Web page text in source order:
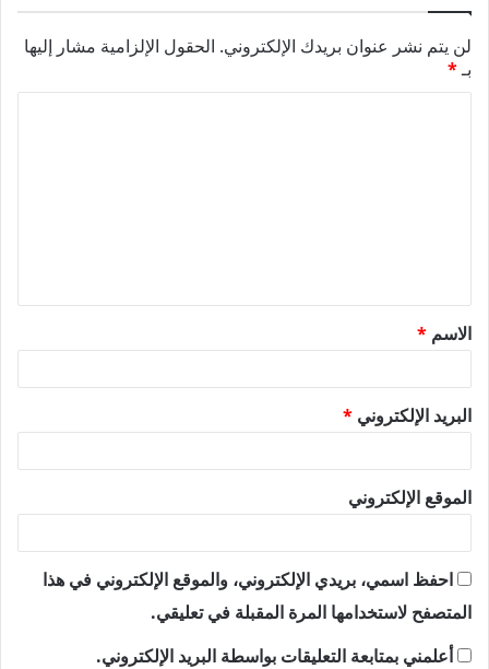
لن يتم نشر عنوان بريدك الإلكتروني. الحقول الإلزامية مشار إليها
بـ*
ق
*
الاسم *
البريد الإلكتروني *
الموقع الإلكتروني
احفظ اسمي، بريدي الإلكتروني، والموقع الإلكتروني في هذا
المتصفح لاستخدامها المرة المقبلة في تعليقي.
أعلمني بمتابعة التعليقات بواسطة البريد الإلكتروني.